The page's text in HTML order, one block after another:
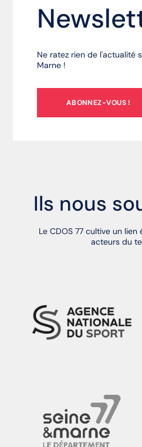
Ne ratez rien de l'actualité
Marne !
ABONNEZ-VOUS !
Ils nous
Le CDOS 77 cultive un
acteurs du